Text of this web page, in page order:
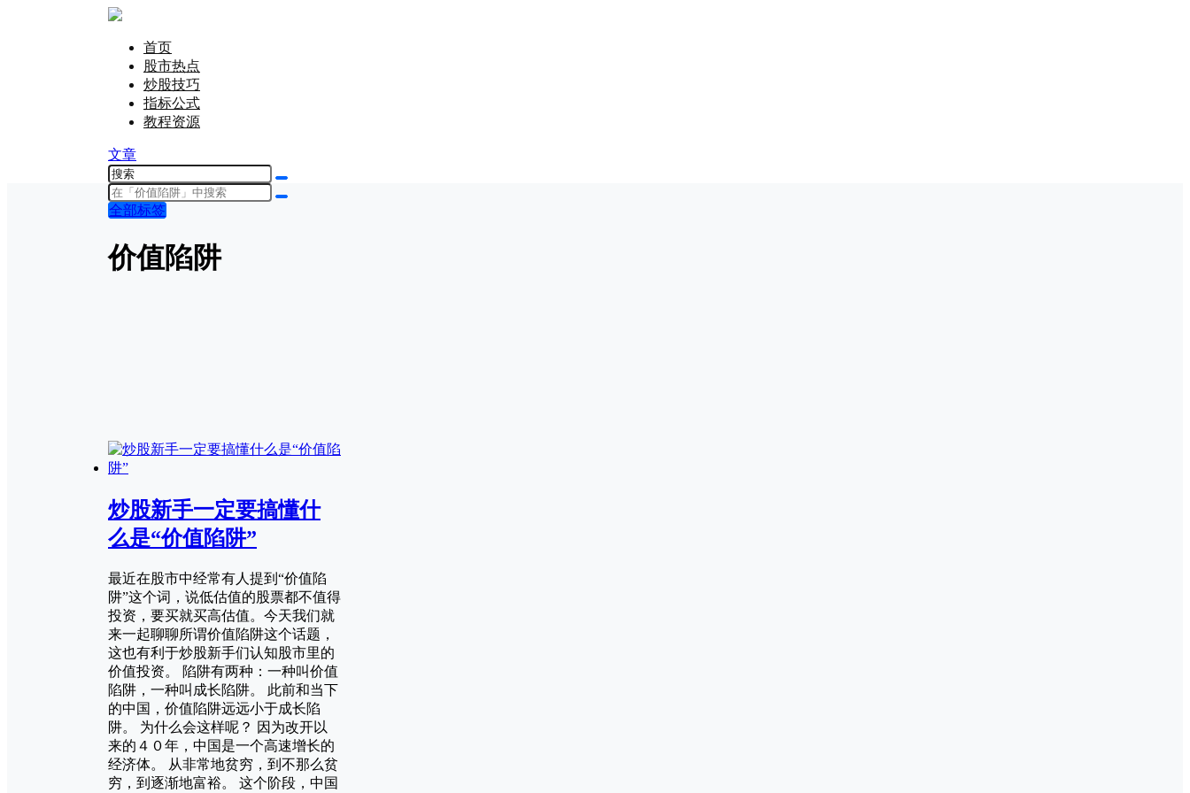
首页
股市热点
炒股技巧
指标公式
教程资源
文章
全部标签
价值陷阱
炒股新手一定要搞懂什
么是“价值陷阱”
最近在股市中经常有人提到“价值陷
阱”这个词，说低估值的股票都不值得
投资，要买就买高估值。今天我们就
来一起聊聊所谓价值陷阱这个话题，
这也有利于炒股新手们认知股市里的
价值投资。 陷阱有两种：一种叫价值
陷阱，一种叫成长陷阱。 此前和当下
的中国，价值陷阱远远小于成长陷
阱。 为什么会这样呢？ 因为改开以
来的４０年，中国是一个高速增长的
经济体。 从非常地贫穷，到不那么贫
穷，到逐渐地富裕。 这个阶段，中国